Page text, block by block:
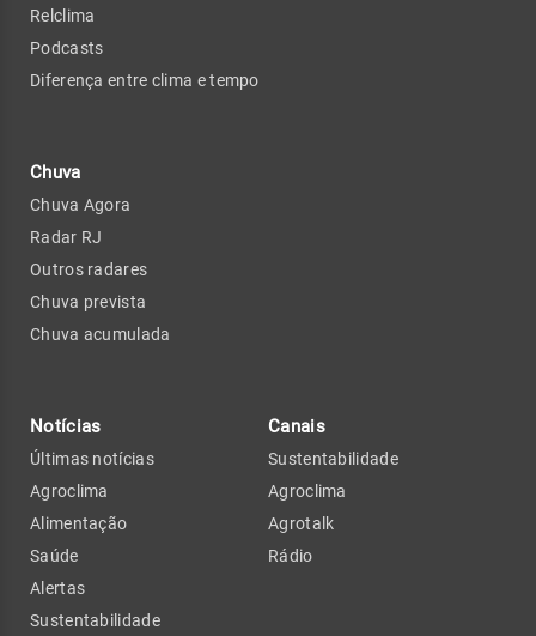
Relclima
Podcasts
Diferença entre clima e tempo
Chuva
Chuva Agora
Radar RJ
Outros radares
Chuva prevista
Chuva acumulada
Notícias
Últimas notícias
Agroclima
Alimentação
Saúde
Alertas
Sustentabilidade
Canais
Sustentabilidade
Agroclima
Agrotalk
Rádio